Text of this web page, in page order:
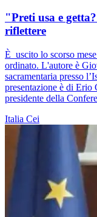
"Preti usa e
riflettere
È uscito lo scorso
ordinato. L'autore è
sacramentaria presso
presentazione è di Erio
presidente della
Italia Cei